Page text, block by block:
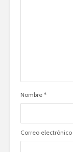
Nombre *
Correo electrónico